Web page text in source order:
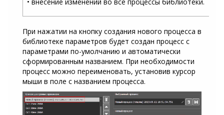
• внесение изменений во все процессы библиотеки.
При нажатии на кнопку создания нового процесса в
библиотеке параметров будет создан процесс с
параметрами по-умолчанию и автоматически
сформированным названием. При необходимости
процесс можно переименовать, установив курсор
мыши в поле с названием процесса.